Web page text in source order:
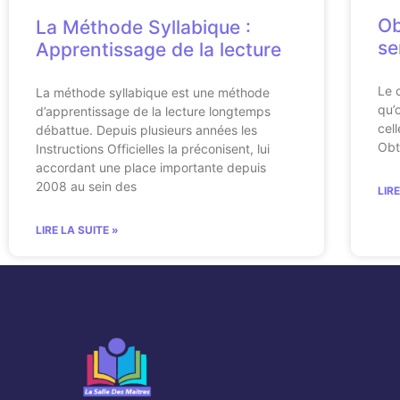
La Méthode Syllabique :
Apprentissage de la lecture
La méthode syllabique est une méthode
d’apprentissage de la lecture longtemps
débattue. Depuis plusieurs années les
Instructions Officielles la préconisent, lui
accordant une place importante depuis
2008 au sein des
LIRE LA SUITE »
Le